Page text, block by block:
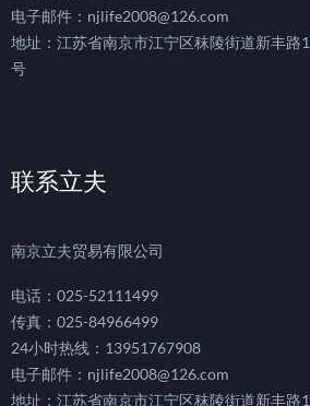
电子邮件：njlife2008@126.com
地址：江苏省南京市江宁区秣陵街道新丰路
号
联系立夫
南京立夫贸易有限公司
电话：025-52111499
传真：025-84966499
24小时热线：13951767908
电子邮件：njlife2008@126.com
地址：江苏省南京市江宁区秣陵街道新丰路